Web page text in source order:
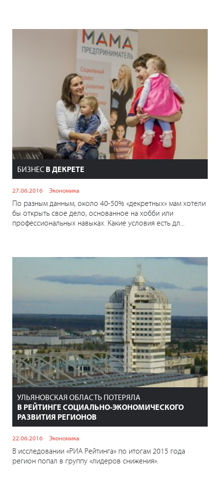
БИЗНЕС В ДЕКРЕТЕ
27.06.2016 Экономика
По разным данным, около 40-50% «декретных» мам хотели
бы открыть свое дело, основанное на хобби или
профессиональных навыках. Какие условия есть дл...
УЛЬЯНОВСКАЯ ОБЛАСТЬ ПОТЕРЯЛА
В РЕЙТИНГЕ СОЦИАЛЬНО-ЭКОНОМИЧЕСКОГО
РАЗВИТИЯ РЕГИОНОВ
22.06.2016 Экономика
В исследовании «РИА Рейтинга» по итогам 2015 года
регион попал в группу «лидеров снижения».